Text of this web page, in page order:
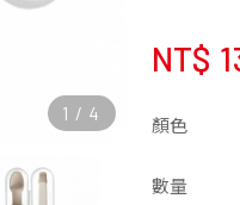
NT$
顏色
數量
1 / 4